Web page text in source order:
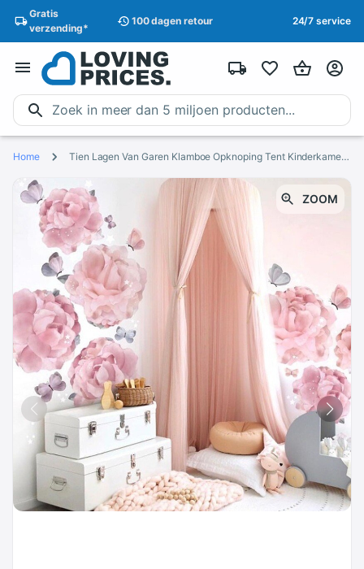
Gratis
verzending*
100 dagen retour 24/7 service
Home Tien Lagen Van Garen Klamboe Opknoping Tent Kinderkamer Dome Tenten Voor Kinderen Slaapkamer Play House Tenten
ZOOM